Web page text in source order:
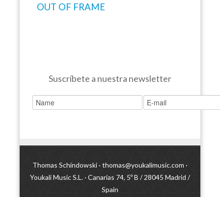
OUT OF FRAME
Suscríbete a nuestra newsletter
Thomas Schindowski · thomas@youkalimusic.com ·
Youkali Music S.L. · Canarias 74, 5º B / 28045 Madrid /
Spain